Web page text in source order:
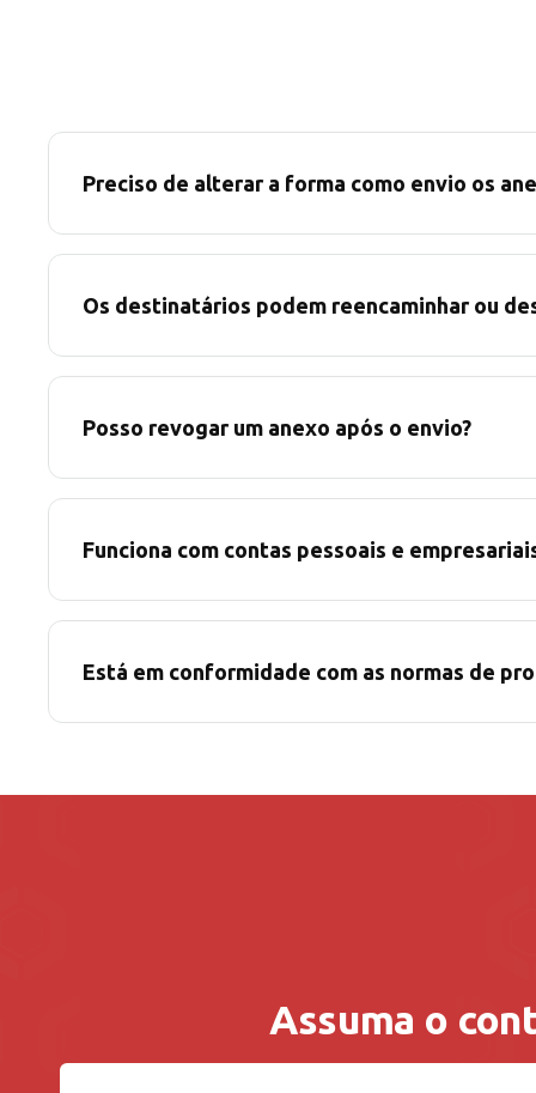
Preciso de alterar a forma como envio os
Os destinatários podem reencaminhar ou
Posso revogar um anexo após o envio?
Funciona com contas pessoais e
Está em conformidade com as normas de
Assuma o